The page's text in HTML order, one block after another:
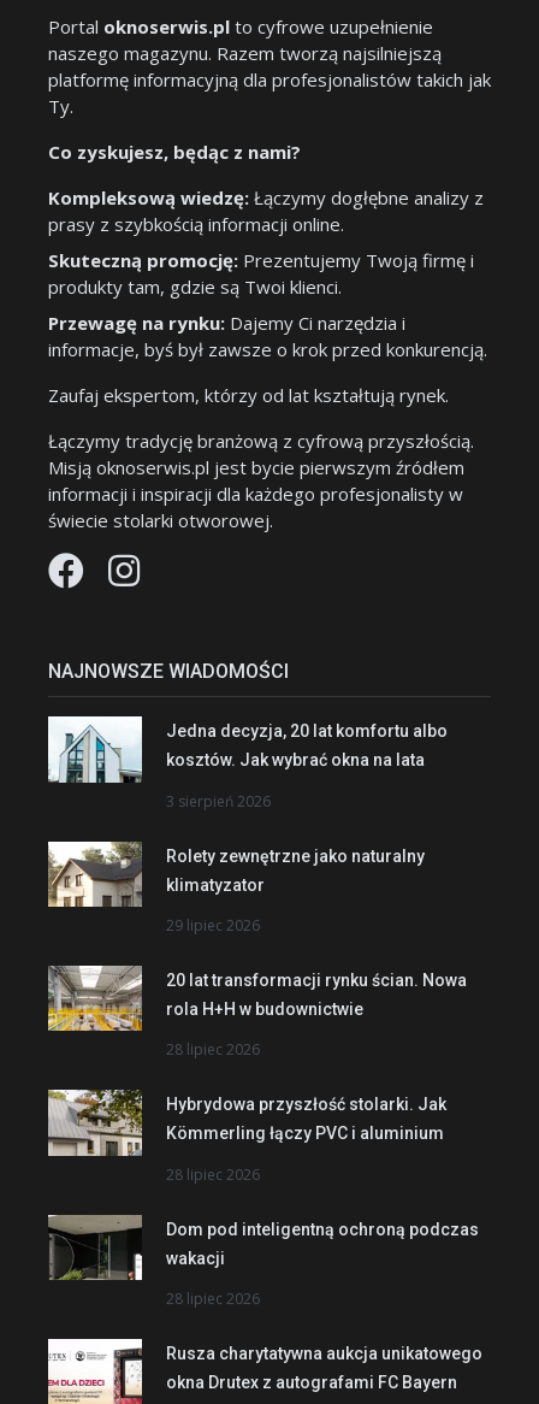
Portal oknoserwis.pl to cyfrowe uzupełnienie
naszego magazynu. Razem tworzą najsilniejszą
platformę informacyjną dla profesjonalistów takich jak
Ty.
Co zyskujesz, będąc z nami?
Kompleksową wiedzę: Łączymy dogłębne analizy z
prasy z szybkością informacji online.
Skuteczną promocję: Prezentujemy Twoją firmę i
produkty tam, gdzie są Twoi klienci.
Przewagę na rynku: Dajemy Ci narzędzia i
informacje, byś był zawsze o krok przed konkurencją.
Zaufaj ekspertom, którzy od lat kształtują rynek.
Łączymy tradycję branżową z cyfrową przyszłością.
Misją oknoserwis.pl jest bycie pierwszym źródłem
informacji i inspiracji dla każdego profesjonalisty w
świecie stolarki otworowej.
NAJNOWSZE WIADOMOŚCI
Jedna decyzja, 20 lat komfortu albo
kosztów. Jak wybrać okna na lata
3 sierpień 2026
Rolety zewnętrzne jako naturalny
klimatyzator
29 lipiec 2026
20 lat transformacji rynku ścian. Nowa
rola H+H w budownictwie
28 lipiec 2026
Hybrydowa przyszłość stolarki. Jak
Kömmerling łączy PVC i aluminium
28 lipiec 2026
Dom pod inteligentną ochroną podczas
wakacji
28 lipiec 2026
Rusza charytatywna aukcja unikatowego
okna Drutex z autografami FC Bayern